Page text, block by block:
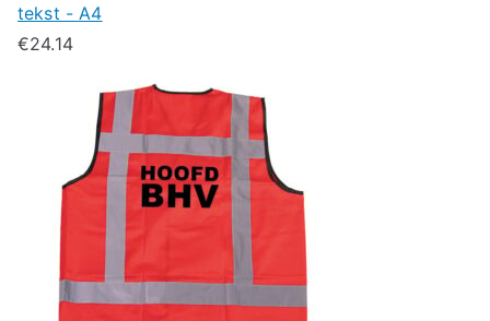
tekst - A4
€24.14